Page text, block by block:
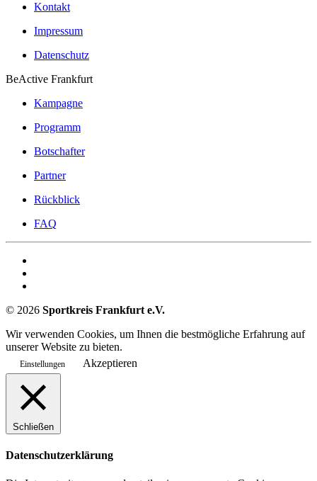
Kontakt
Impressum
Datenschutz
BeActive Frankfurt
Kampagne
Programm
Botschafter
Partner
Rückblick
FAQ
© 2026 Sportkreis Frankfurt e.V.
Wir verwenden Cookies, um Ihnen die bestmögliche Erfahrung auf
unserer Website zu bieten.
Einstellungen Akzeptieren
Schließen
Datenschutzerklärung